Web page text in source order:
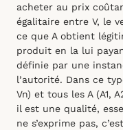
acheter au prix
égalitaire entre V, le
ce que A obtient
produit en la lui
définie par une
l’autorité. Dans ce
Vn) et tous les A (A1,
il est une qualité,
ne s’exprime pas,